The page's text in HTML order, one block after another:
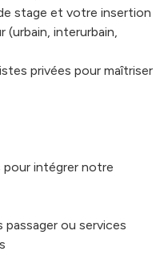
stage et votre insertion
interurbain,
privées pour maîtriser
pour intégrer notre
ou services